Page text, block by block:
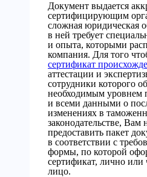
Документ выдается
сертифицирующим
сложная юридическая
в ней требует
и опыта, которыми
компания. Для того
сертификат
аттестации и
сотрудники которого
необходимым уровнем
и всеми данными о
изменениях в
законодательстве, Вам
предоставить пакет
в соответствии с
формы, по которой
сертификат, лично или
лицо.